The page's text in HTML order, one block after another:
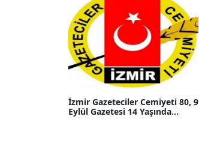
İzmir Gazeteciler Cemiyeti 80, 9
Eylül Gazetesi 14 Yaşında...